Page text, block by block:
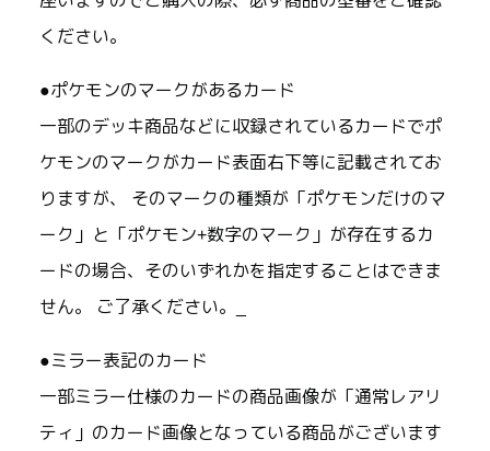
ください。
●ポケモンのマークがあるカード
一部のデッキ商品などに収録されているカードでポ
ケモンのマークがカード表面右下等に記載されてお
りますが、 そのマークの種類が「ポケモンだけのマ
ーク」と「ポケモン+数字のマーク」が存在するカ
ードの場合、そのいずれかを指定することはできま
せん。 ご了承ください。_
●ミラー表記のカード
一部ミラー仕様のカードの商品画像が「通常レアリ
ティ」のカード画像となっている商品がございます